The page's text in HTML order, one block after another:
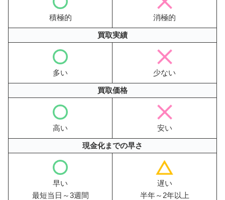
積極的 消極的
買取実績
多い 少ない
買取価格
高い 安い
現金化までの早さ
早い
最短当日～3週間
遅い
半年～2年以上